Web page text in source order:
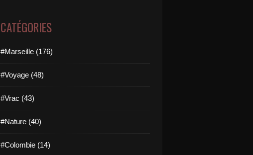
CATÉGORIES
#Marseille (176)
#Voyage (48)
#Vrac (43)
#Nature (40)
#Colombie (14)